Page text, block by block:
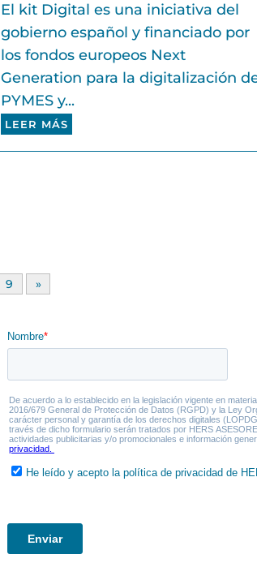
El kit Digital es una iniciativa del
gobierno español y financiado por
los fondos europeos Next
Generation para la digitalización
PYMES y...
LEER MÁS
9 »